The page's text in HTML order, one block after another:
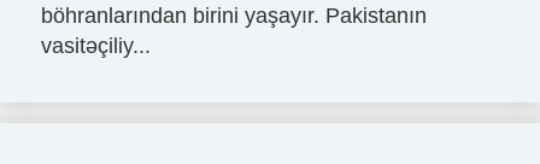
böhranlarından birini yaşayır. Pakistanın
vasitəçiliy...